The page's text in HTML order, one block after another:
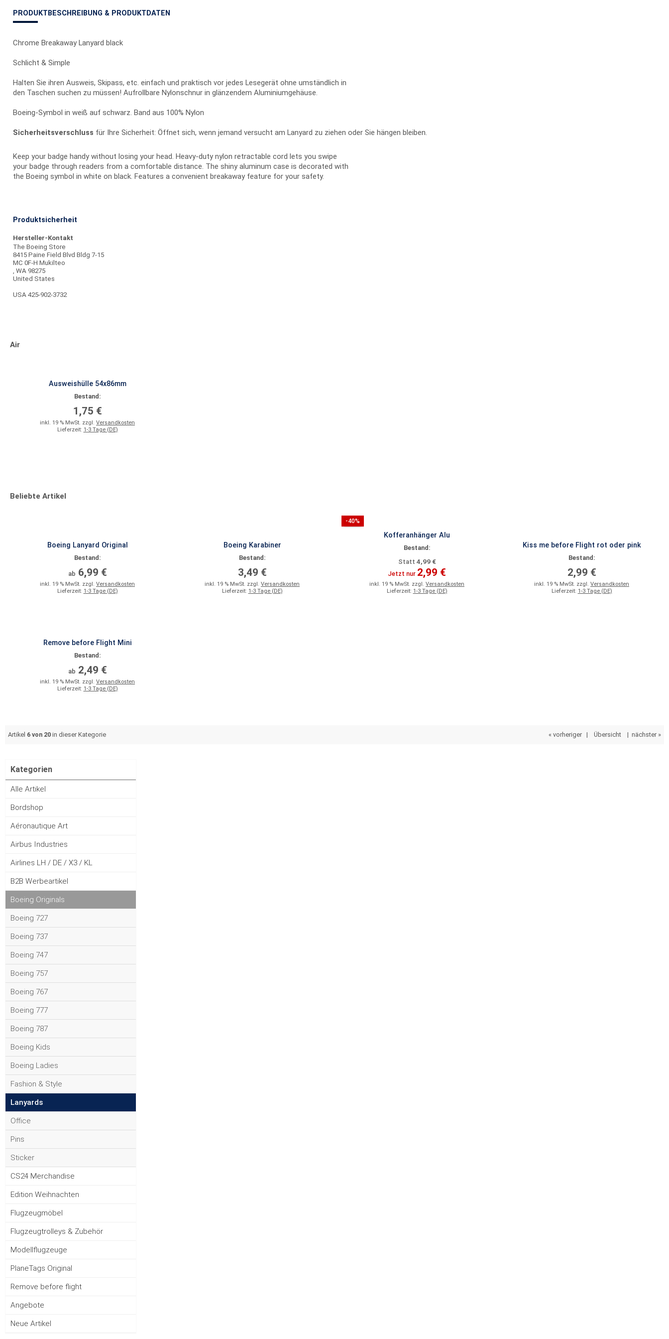
PRODUKTBESCHREIBUNG & PRODUKTDATEN
Chrome Breakaway Lanyard black
Schlicht & Simple
Halten Sie ihren Ausweis, Skipass, etc. einfach und praktisch vor jedes Lesegerät ohne umständlich in
den Taschen suchen zu müssen! Aufrollbare Nylonschnur in glänzendem Aluminiumgehäuse.
Boeing-Symbol in weiß auf schwarz. Band aus 100% Nylon
Sicherheitsverschluss für Ihre Sicherheit: Öffnet sich, wenn jemand versucht am Lanyard zu ziehen oder Sie hängen bleiben.
Keep your badge handy without losing your head. Heavy-duty nylon retractable cord lets you swipe
your badge through readers from a comfortable distance. The shiny aluminum case is decorated with
the Boeing symbol in white on black. Features a convenient breakaway feature for your safety.
Produktsicherheit
Hersteller-Kontakt
The Boeing Store
8415 Paine Field Blvd Bldg 7-15
MC 0F-H Mukilteo
, WA 98275
United States
USA 425-902-3732
Air
Ausweishülle 54x86mm
Bestand:
1,75 €
inkl. 19 % MwSt. zzgl. Versandkosten
Lieferzeit: 1-3 Tage (DE)
Beliebte Artikel
Boeing Lanyard Original
Bestand:
ab 6,99 €
inkl. 19 % MwSt. zzgl. Versandkosten
Lieferzeit: 1-3 Tage (DE)
Boeing Karabiner
Bestand:
3,49 €
inkl. 19 % MwSt. zzgl. Versandkosten
Lieferzeit: 1-3 Tage (DE)
-40%
Kofferanhänger Alu
Bestand:
Statt 4,99 €
Jetzt nur 2,99 €
inkl. 19 % MwSt. zzgl. Versandkosten
Lieferzeit: 1-3 Tage (DE)
Kiss me before Flight rot oder pink
Bestand:
2,99 €
inkl. 19 % MwSt. zzgl. Versandkosten
Lieferzeit: 1-3 Tage (DE)
Remove before Flight Mini
Bestand:
ab 2,49 €
inkl. 19 % MwSt. zzgl. Versandkosten
Lieferzeit: 1-3 Tage (DE)
Artikel 6 von 20 in dieser Kategorie « vorheriger | Übersicht | nächster »
Kategorien
Alle Artikel
Bordshop
Aéronautique Art
Airbus Industries
Airlines LH / DE / X3 / KL
B2B Werbeartikel
Boeing Originals
Boeing 727
Boeing 737
Boeing 747
Boeing 757
Boeing 767
Boeing 777
Boeing 787
Boeing Kids
Boeing Ladies
Fashion & Style
Lanyards
Office
Pins
Sticker
CS24 Merchandise
Edition Weihnachten
Flugzeugmöbel
Flugzeugtrolleys & Zubehör
Modellflugzeuge
PlaneTags Original
Remove before flight
Angebote
Neue Artikel